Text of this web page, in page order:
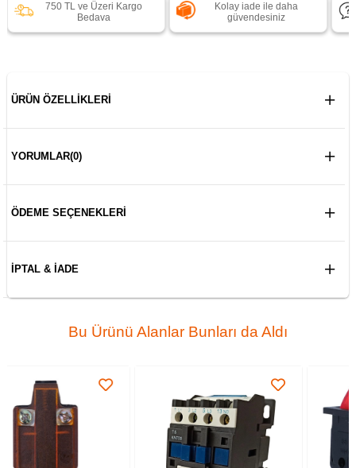
750 TL ve Üzeri Kargo
Bedava
Kolay iade ile daha
güvendesiniz
ÜRÜN ÖZELLIKLERI
YORUMLAR(0)
ÖDEME SEÇENEKLERI
İPTAL & İADE
Bu Ürünü Alanlar Bunları da Aldı